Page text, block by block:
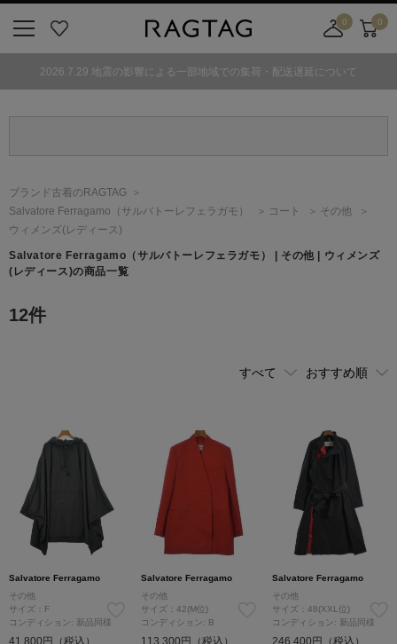
気
0
舗
カ
0
2026.7.29 地震の影響による一部地域での集荷・配送遅延について
ブランド古着のRAGTAG
Salvatore Ferragamo （サルバトーレフェラガモ） コート
その他
ウィメンズ(レディース)
Salvatore Ferragamo （サルバトーレフェラガモ）
| その他 | ウィメンズ
(レディース)の商品一覧
12件
Salvatore Ferragamo
その他
サイズ：F
コンディション: 新品同様
41,800円（税込）
Salvatore Ferragamo
その他
サイズ：42(M位)
コンディション: B
113,300円（税込）
Salvatore Ferragamo
その他
サイズ：48(XXL位)
コンディション: 新品同様
246,400円（税込）